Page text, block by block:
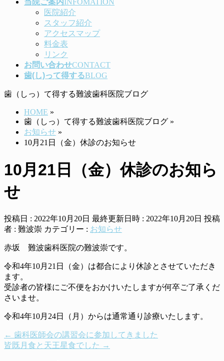
当院ご案内INFOMATION
医院紹介
スタッフ紹介
アクセスマップ
料金表
リンク
お問い合わせCONTACT
歯(し)って得するBLOG
歯（しっ）て得する難波歯科医院ブログ
HOME »
歯（しっ）て得する難波歯科医院ブログ »
お知らせ »
10月21日（金）休診のお知らせ
10月21日（金）休診のお知ら
せ
投稿日 : 2022年10月20日 最終更新日時 : 2022年10月20日 投稿
者 : 難波崇 カテゴリー : お知らせ
赤坂 難波歯科医院の難波崇です。
令和4年10月21日（金）は都合により休診とさせていただき
ます。
受診者の皆様にご不便をおかけいたしますが何卒ご了承くだ
さいませ。
令和4年10月24日（月）からは通常通り診療いたします。
← 歯科医師会の講習会に参加してきました
皆既月食と天王星食でした →